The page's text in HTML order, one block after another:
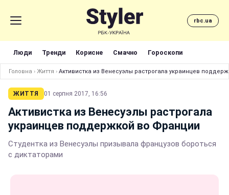
rbc.ua
Люди Тренди Корисне Смачно Гороскопи
Головна › Життя › Активистка из Венесуэлы растрогала украинцев
ЖИТТЯ 01 серпня 2017, 16:56
Активистка из Венесуэлы растрогала
украинцев поддержкой во Франции
Студентка из Венесуэлы призывала французов бороться
с диктаторами